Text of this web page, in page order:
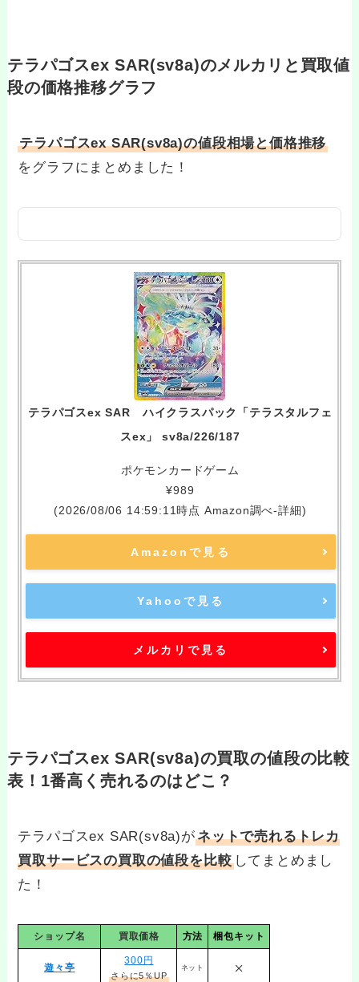
テラパゴスex SAR(sv8a)のメルカリと買取値
段の価格推移グラフ
テラパゴスex SAR(sv8a)の値段相場と価格推移
をグラフにまとめました！
テラパゴスex SAR ハイクラスパック「テラスタルフェ
スex」 sv8a/226/187
ポケモンカードゲーム
¥989
(2026/08/06 14:59:11時点 Amazon調べ-詳細)
Amazonで見る
Yahooで見る
メルカリで見る
テラパゴスex SAR(sv8a)の買取の値段の比較
表！1番高く売れるのはどこ？
テラパゴスex SAR(sv8a)がネットで売れるトレカ
買取サービスの買取の値段を比較してまとめまし
た！
ショップ名 買取価格 方法 梱包キット
遊々亭
300円
さらに5％UP
ネット